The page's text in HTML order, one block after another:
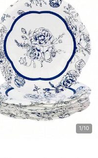
1/10